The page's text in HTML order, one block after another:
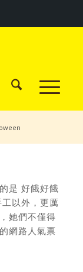
是 好餓好餓
以外，更厲
她們不僅得
網路人氣票